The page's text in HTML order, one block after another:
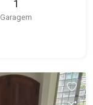
1
Garagem